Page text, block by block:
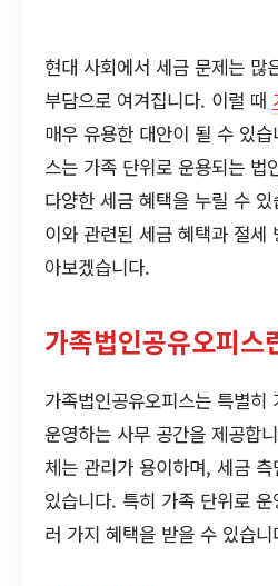
현대 사회에서 세금 문제는 많
부담으로 여겨집니다. 이럴 때
매우 유용한 대안이 될 수 있
스는 가족 단위로 운용되는 법
다양한 세금 혜택을 누릴 수
이와 관련된 세금 혜택과 절세
아보겠습니다.
가족법인공유오피스
가족법인공유오피스는 특별히
운영하는 사무 공간을 제공합
체는 관리가 용이하며, 세금
있습니다. 특히 가족 단위로
러 가지 혜택을 받을 수 있습니